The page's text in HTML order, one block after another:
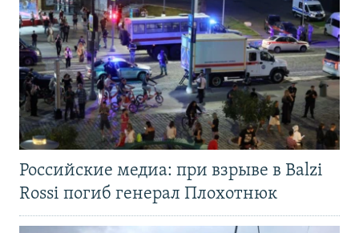
Российские медиа: при взрыве в Balzi
Rossi погиб генерал Плохотнюк